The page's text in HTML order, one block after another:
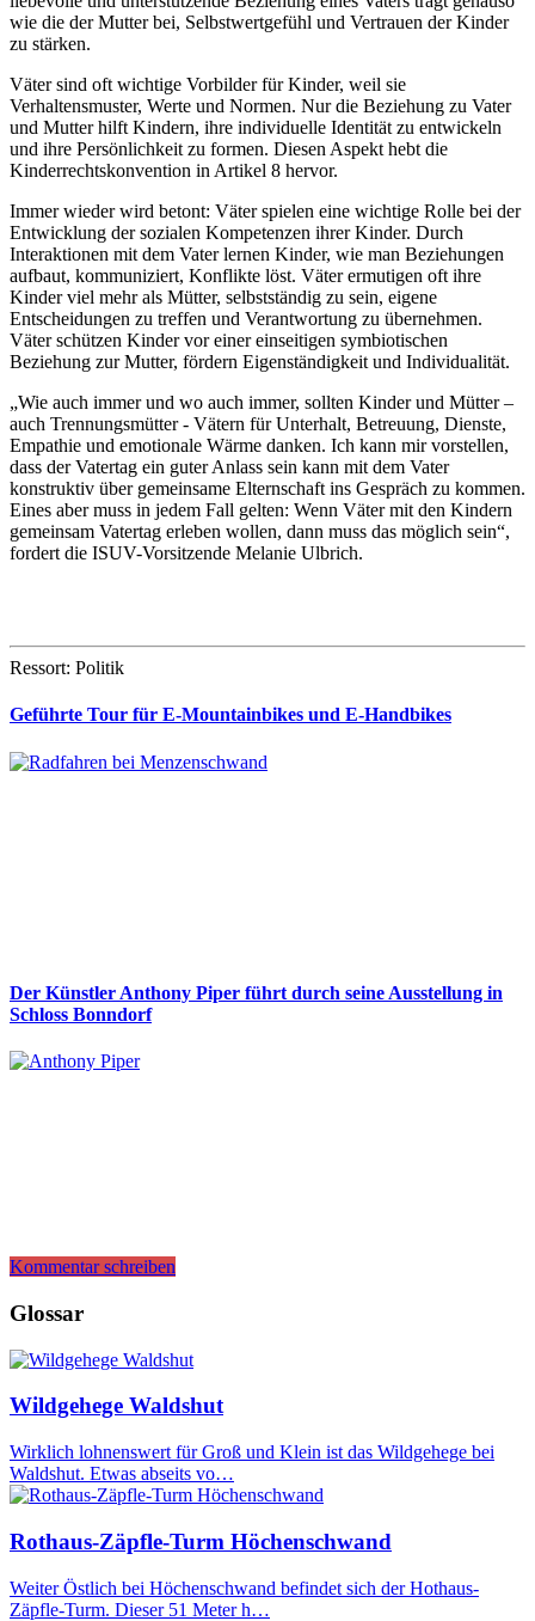
wie die der Mutter bei, Selbstwertgefühl und Vertrauen der Kinder
zu stärken.
Väter sind oft wichtige Vorbilder für Kinder, weil sie
Verhaltensmuster, Werte und Normen. Nur die Beziehung zu Vater
und Mutter hilft Kindern, ihre individuelle Identität zu entwickeln
und ihre Persönlichkeit zu formen. Diesen Aspekt hebt die
Kinderrechtskonvention in Artikel 8 hervor.
Immer wieder wird betont: Väter spielen eine wichtige Rolle bei der
Entwicklung der sozialen Kompetenzen ihrer Kinder. Durch
Interaktionen mit dem Vater lernen Kinder, wie man Beziehungen
aufbaut, kommuniziert, Konflikte löst. Väter ermutigen oft ihre
Kinder viel mehr als Mütter, selbstständig zu sein, eigene
Entscheidungen zu treffen und Verantwortung zu übernehmen.
Väter schützen Kinder vor einer einseitigen symbiotischen
Beziehung zur Mutter, fördern Eigenständigkeit und Individualität.
„Wie auch immer und wo auch immer, sollten Kinder und Mütter –
auch Trennungsmütter - Vätern für Unterhalt, Betreuung, Dienste,
Empathie und emotionale Wärme danken. Ich kann mir vorstellen,
dass der Vatertag ein guter Anlass sein kann mit dem Vater
konstruktiv über gemeinsame Elternschaft ins Gespräch zu kommen.
Eines aber muss in jedem Fall gelten: Wenn Väter mit den Kindern
gemeinsam Vatertag erleben wollen, dann muss das möglich sein“,
fordert die ISUV-Vorsitzende Melanie Ulbrich.
Ressort: Politik
Geführte Tour für E-Mountainbikes und E-Handbikes
Der Künstler Anthony Piper führt durch seine Ausstellung in
Schloss Bonndorf
Kommentar schreiben
Glossar
Wildgehege Waldshut
Wirklich lohnenswert für Groß und Klein ist das Wildgehege bei
Waldshut. Etwas abseits vo…
Rothaus-Zäpfle-Turm Höchenschwand
Weiter Östlich bei Höchenschwand befindet sich der Hothaus-
Zäpfle-Turm. Dieser 51 Meter h…